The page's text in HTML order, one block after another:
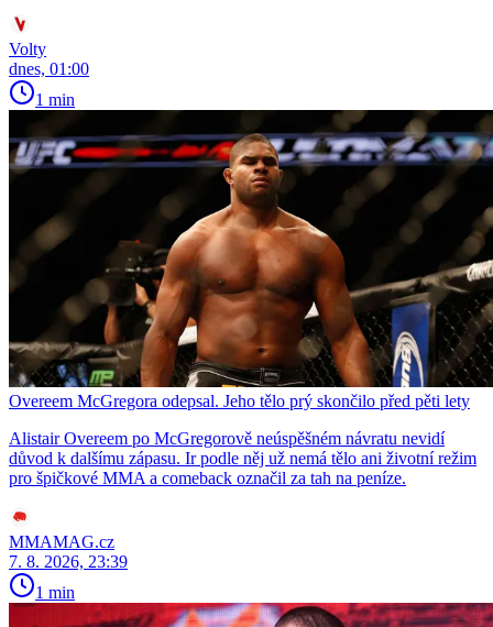
Volty
dnes, 01:00
1 min
Overeem McGregora odepsal. Jeho tělo prý skončilo před pěti lety
Alistair Overeem po McGregorově neúspěšném návratu nevidí
důvod k dalšímu zápasu. Ir podle něj už nemá tělo ani životní režim
pro špičkové MMA a comeback označil za tah na peníze.
MMAMAG.cz
7. 8. 2026, 23:39
1 min